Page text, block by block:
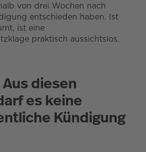
von drei Wochen nach
entschieden haben. Ist
ist eine
praktisch aussichtslos.
diesen
es keine
Kündigung